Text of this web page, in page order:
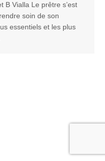
B Vialla Le prêtre s’est
soin de son
essentiels et les plus